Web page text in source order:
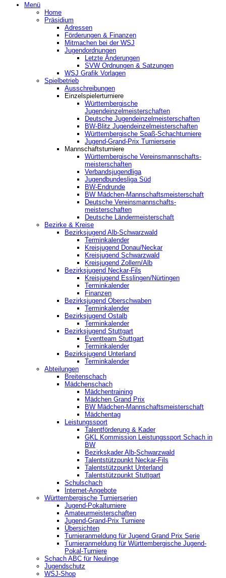
Menü
Home
Präsidium
Adressen
Förderungen & Finanzen
Mitmachen bei der WSJ
Jugendordnungen
Letzte Änderungen
SVW Ordnungen & Satzungen
WSJ Grafik Vorlagen
Spielbetrieb
Ausschreibungen
Einzelspielerturniere
Württembergische
Jugendeinzelmeisterschaften
Deutsche Jugendeinzelmeisterschaften
BW-Blitz Jugendeinzelmeisterschaften
Württembergische Spaß-Schachturniere
Jugend-Grand-Prix Turnierserie
Mannschaftsturniere
Württembergische Vereinsmannschafts-
meisterschaften
Verbandsjugendliga
Jugendbundesliga Süd
BW-Endrunde
BW Mädchen-Mannschaftsmeisterschaft
Deutsche Vereinsmannschafts-
meisterschaften
Deutsche Ländermeisterschaft
Bezirke & Kreise
Bezirksjugend Alb-Schwarzwald
Terminkalender
Kreisjugend Donau/Neckar
Kreisjugend Schwarzwald
Kreisjugend Zollern/Alb
Bezirksjugend Neckar-Fils
Kreisjugend ‎Esslingen/Nürtingen
Terminkalender
Finanzen
Bezirksjugend Oberschwaben
Terminkalender
Bezirksjugend Ostalb
Terminkalender
Bezirksjugend Stuttgart
‎Eventteam Stuttgart
Terminkalender
Bezirksjugend Unterland
Terminkalender
Abteilungen
Breitenschach
Mädchenschach
Mädchentraining
Mädchen Grand Prix
BW Mädchen-Mannschaftsmeisterschaft
Mädchentag
Leistungssport
Talentförderung & Kader
GKL Kommission Leistungssport Schach in
BW
Bezirkskader Alb-Schwarzwald
Talentstützpunkt Neckar-Fils
Talentstützpunkt Unterland
Talentstützpunkt Stuttgart
Schulschach
Internet-Angebote
Württembergische Turnierserien
Jugend-Pokalturniere
Amateurmeisterschaften
Jugend-Grand-Prix Turniere
Übersichten
Turnieranmeldung für Jugend Grand Prix Serie
Turnieranmeldung für Württembergische Jugend-
Pokal-Turniere
Schach ABC für Neulinge
Jugendschutz
WSJ-Shop